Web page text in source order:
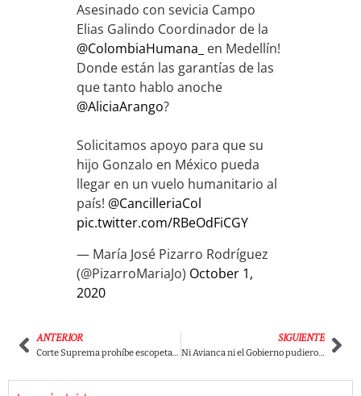
Asesinado con sevicia Campo
Elias Galindo Coordinador de la
@ColombiaHumana_ en Medellín!
Donde están las garantías de las
que tanto hablo anoche
@AliciaArango?
Solicitamos apoyo para que su
hijo Gonzalo en México pueda
llegar en un vuelo humanitario al
país! @CancilleriaCol
pic.twitter.com/RBeOdFiCGY
— María José Pizarro Rodríguez
(@PizarroMariaJo) October 1,
2020
ANTERIOR
Corte Suprema prohíbe escopeta y Esmad estrena motos tipo «minitanquetas»
SIGUIENTE
Ni Avianca ni el Gobierno pudieron revivir el millonario préstamo de 370 millones de dólares